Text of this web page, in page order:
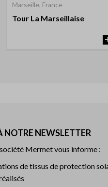
Marseille, France
Tour La Marseillaise
NOTRE NEWSLETTER
Mermet vous informe :
de tissus de protection